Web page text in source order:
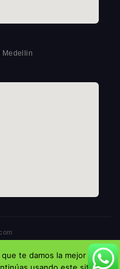
Medellin
te damos la mejor